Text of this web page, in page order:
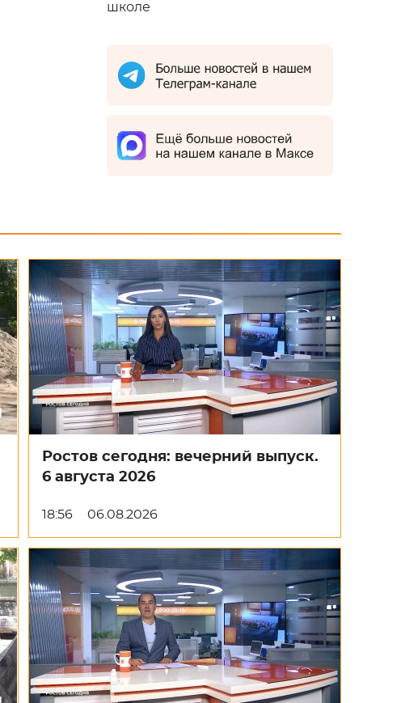
школе
Ростов сегодня: вечерний выпуск.
6 августа 2026
18:56 06.08.2026